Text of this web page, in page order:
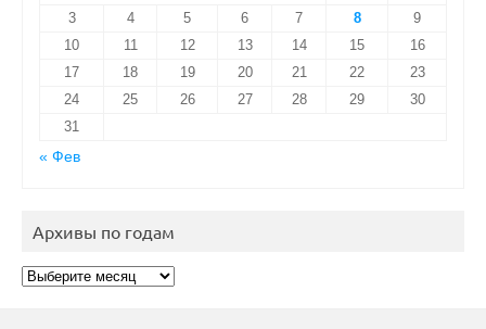
3
4 5 6 7 8
9
10
11 12 13 14 15
16
17
18 19 20 21 22
23
24
25 26 27 28 29
30
31
« Фев
Архивы по годам
Архивы